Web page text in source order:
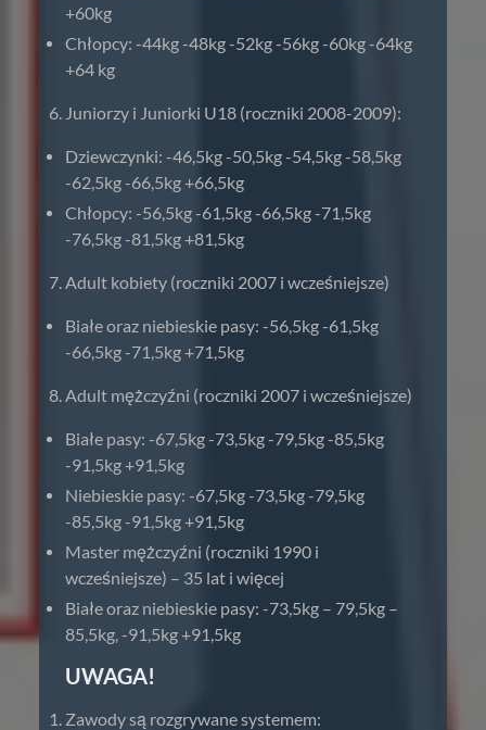
+60kg
Chłopcy: -44kg -48kg -52kg -56kg -60kg -64kg
+64 kg
Juniorzy i Juniorki U18 (roczniki 2008-2009):
Dziewczynki: -46,5kg -50,5kg -54,5kg -58,5kg
-62,5kg -66,5kg +66,5kg
Chłopcy: -56,5kg -61,5kg -66,5kg -71,5kg
-76,5kg -81,5kg +81,5kg
Adult kobiety (roczniki 2007 i wcześniejsze)
Białe oraz niebieskie pasy: -56,5kg -61,5kg
-66,5kg -71,5kg +71,5kg
Adult mężczyźni (roczniki 2007 i wcześniejsze)
Białe pasy: -67,5kg -73,5kg -79,5kg -85,5kg
-91,5kg +91,5kg
Niebieskie pasy: -67,5kg -73,5kg -79,5kg
-85,5kg -91,5kg +91,5kg
Master mężczyźni (roczniki 1990 i
wcześniejsze) – 35 lat i więcej
Białe oraz niebieskie pasy: -73,5kg – 79,5kg –
85,5kg, -91,5kg +91,5kg
UWAGA!
Zawody są rozgrywane systemem: